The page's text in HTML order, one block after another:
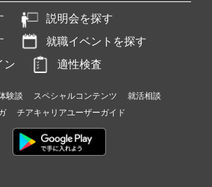
説明会を探す
就職イベントを探す
ン
適性検査
験談 スペシャルコンテンツ
就活相談
チアキャリアユーザーガイド